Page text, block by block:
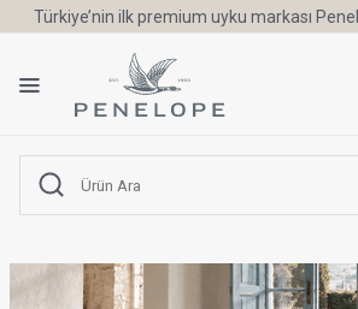
Türkiye’nin ilk premium uyku markası